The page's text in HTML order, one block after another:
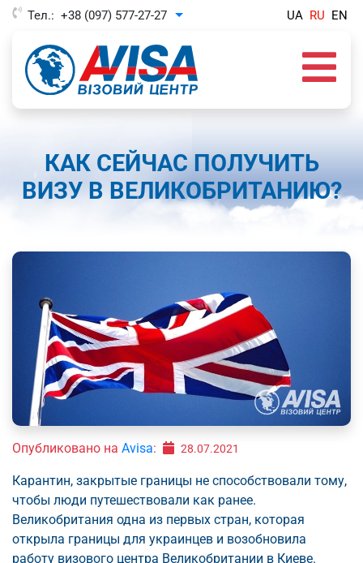
Тел.: +38 (097) 577-27-27 Toggle Dropdown UA RU EN
КАК СЕЙЧАС ПОЛУЧИТЬ
ВИЗУ В ВЕЛИКОБРИТАНИЮ?
Опубликовано на Avisa: 28.07.2021
Карантин, закрытые границы не способствовали тому,
чтобы люди путешествовали как ранее.
Великобритания одна из первых стран, которая
открыла границы для украинцев и возобновила
работу визового центра Великобритании в Киеве.